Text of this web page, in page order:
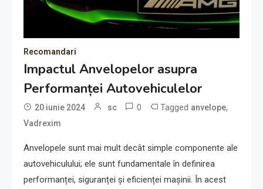
Recomandari
Impactul Anvelopelor asupra
Performanței Autovehiculelor
20 iunie 2024 sc 0 Tagged anvelope,
Vadrexim
Anvelopele sunt mai mult decât simple componente ale
autovehiculului; ele sunt fundamentale în definirea
performanței, siguranței și eficienței mașinii. În acest